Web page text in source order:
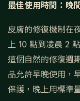
最佳使用時間：晚間
皮膚的修復機制在
上 10 點到凌晨 2
這個自然的修復週
品允許早晚使用，
保護，晚上用標準